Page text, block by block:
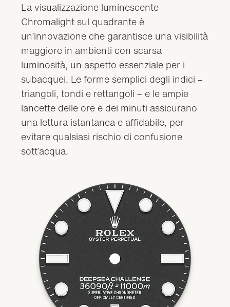
La visualizzazione luminescente
Chromalight sul quadrante è
un’innovazione che garantisce una visibilità
maggiore in ambienti con scarsa
luminosità, un aspetto essenziale per i
subacquei. Le forme semplici degli indici –
triangoli, tondi e rettangoli – e le ampie
lancette delle ore e dei minuti assicurano
una lettura istantanea e affidabile, per
evitare qualsiasi rischio di confusione
sott’acqua.